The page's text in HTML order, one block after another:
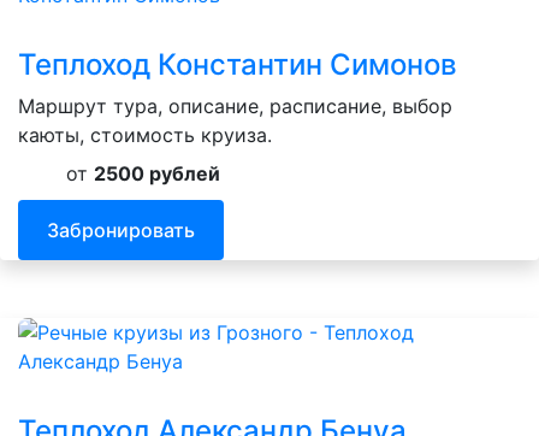
Теплоход Константин Симонов
Маршрут тура, описание, расписание, выбор
каюты, стоимость круиза.
от 2500 рублей
Забронировать